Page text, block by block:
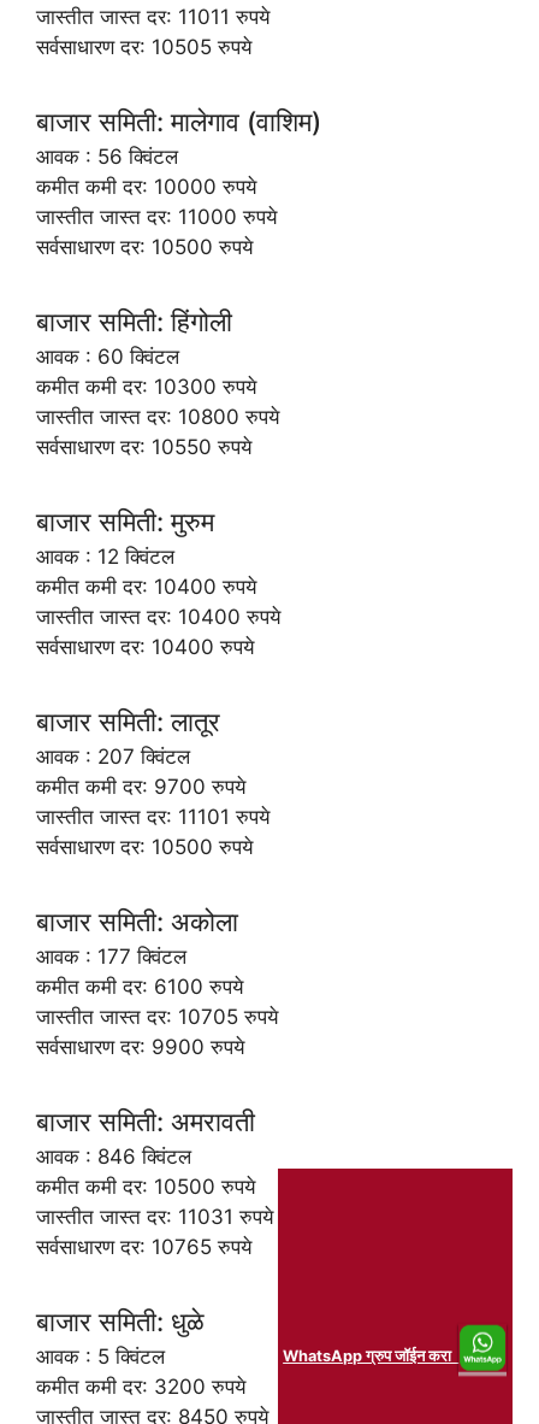
जास्तीत जास्त दर: 11011 रुपये
सर्वसाधारण दर: 10505 रुपये
बाजार समिती: मालेगाव (वाशिम)
आवक : 56 क्विंटल
कमीत कमी दर: 10000 रुपये
जास्तीत जास्त दर: 11000 रुपये
सर्वसाधारण दर: 10500 रुपये
बाजार समिती: हिंगोली
आवक : 60 क्विंटल
कमीत कमी दर: 10300 रुपये
जास्तीत जास्त दर: 10800 रुपये
सर्वसाधारण दर: 10550 रुपये
बाजार समिती: मुरुम
आवक : 12 क्विंटल
कमीत कमी दर: 10400 रुपये
जास्तीत जास्त दर: 10400 रुपये
सर्वसाधारण दर: 10400 रुपये
बाजार समिती: लातूर
आवक : 207 क्विंटल
कमीत कमी दर: 9700 रुपये
जास्तीत जास्त दर: 11101 रुपये
सर्वसाधारण दर: 10500 रुपये
बाजार समिती: अकोला
आवक : 177 क्विंटल
कमीत कमी दर: 6100 रुपये
जास्तीत जास्त दर: 10705 रुपये
सर्वसाधारण दर: 9900 रुपये
बाजार समिती: अमरावती
आवक : 846 क्विंटल
कमीत कमी दर: 10500 रुपये
जास्तीत जास्त दर: 11031 रुपये
सर्वसाधारण दर: 10765 रुपये
बाजार समिती: धुळे
आवक : 5 क्विंटल
कमीत कमी दर: 3200 रुपये
जास्तीत जास्त दर: 8450 रुपये
WhatsApp ग्रुप जॉईन करा